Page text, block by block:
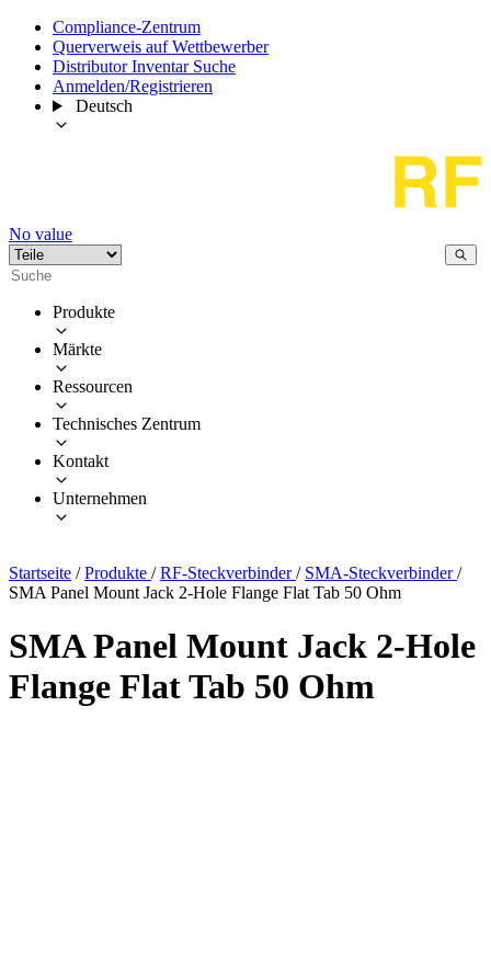
Compliance-Zentrum
Querverweis auf Wettbewerber
Distributor Inventar Suche
Anmelden/Registrieren
Deutsch
No value
Produkte
Märkte
Ressourcen
Technisches Zentrum
Kontakt
Unternehmen
Startseite / Produkte / RF-Steckverbinder/ SMA-Steckverbinder/
SMA Panel Mount Jack 2-Hole Flange Flat Tab 50 Ohm
SMA Panel Mount Jack 2-Hole
Flange Flat Tab 50 Ohm